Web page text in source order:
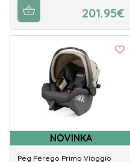
201.95€
NOVINKA
Peg Pérego Primo Viaggio